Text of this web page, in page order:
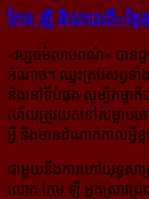
កែម ឡី និយាយ​ពី​«ខ្មែ
«វប្បធម៌លាបពណ៌» បានជួ
អំណាច។ ឈ្នះគ្រប់​សព្វ​ទាំ
និងនៅទីបំផុត សូម្បីកម្មាភិប
ហើយត្រូវយកទៅសម្លាប់ច
អ្វី និងមាន​ដំណាក់​កាល​អ្វីខ្ល
ជាមួយនឹងការហៅ​យុទ្ធសាស្
លោក កែម ឡី អ្នកស្រាវជ្